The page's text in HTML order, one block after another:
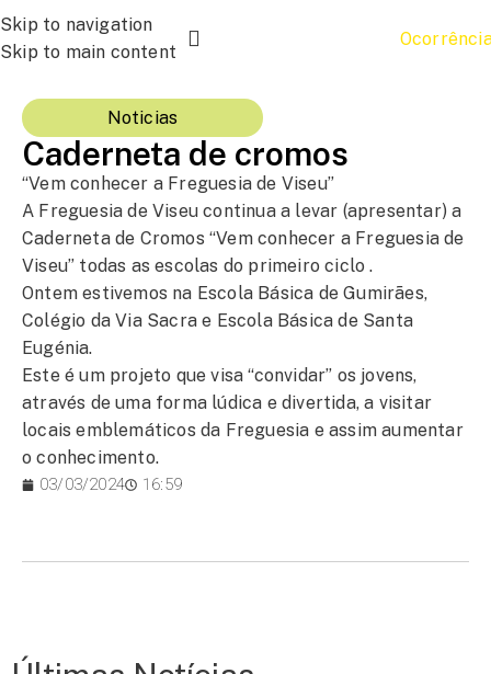
Skip to navigation
Skip to main content
Noticias
Caderneta de cromos
“Vem conhecer a Freguesia de Viseu”
A Freguesia de Viseu continua a levar (apresentar) a
Caderneta de Cromos “Vem conhecer a Freguesia de
Viseu” todas as escolas do primeiro ciclo .
Ontem estivemos na Escola Básica de Gumirães,
Colégio da Via Sacra e Escola Básica de Santa
Eugénia.
Este é um projeto que visa “convidar” os jovens,
através de uma forma lúdica e divertida, a visitar
locais emblemáticos da Freguesia e assim aumentar
o conhecimento.
03/03/2024 16:59